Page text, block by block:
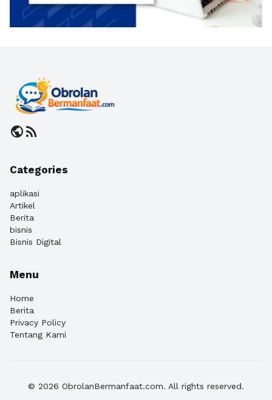
publicrss_feed
Categories
aplikasi
Artikel
Berita
bisnis
Bisnis Digital
Menu
Home
Berita
Privacy Policy
Tentang Kami
© 2026 ObrolanBermanfaat.com. All rights reserved.